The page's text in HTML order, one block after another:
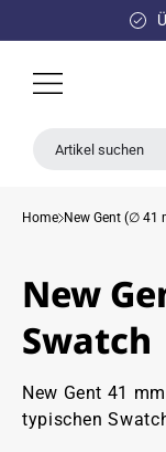
INHALT
Artikel suchen
Home New Gent (∅ 41
New
Swatch
New Gent 41
typischen